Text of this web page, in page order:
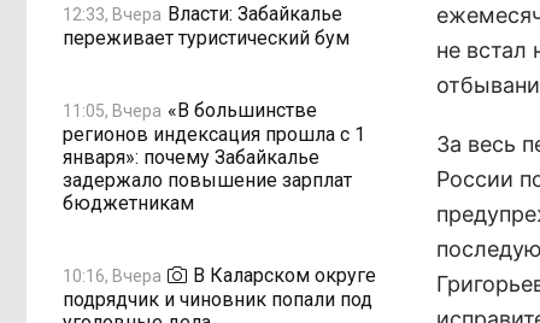
12:33, Вчера Власти: Забайкалье
переживает туристический бум
11:05, Вчера «В большинстве
регионов индексация прошла с 1
января»: почему Забайкалье
задержало повышение зарплат
бюджетникам
10:16, Вчера
В Каларском округе
подрядчик и чиновник попали под
не встал
За весь
России